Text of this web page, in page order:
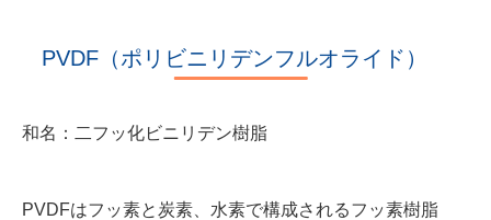
PVDF（ポリビニリデンフルオライド）
和名：二フッ化ビニリデン樹脂
PVDFはフッ素と炭素、水素で構成されるフッ素樹脂